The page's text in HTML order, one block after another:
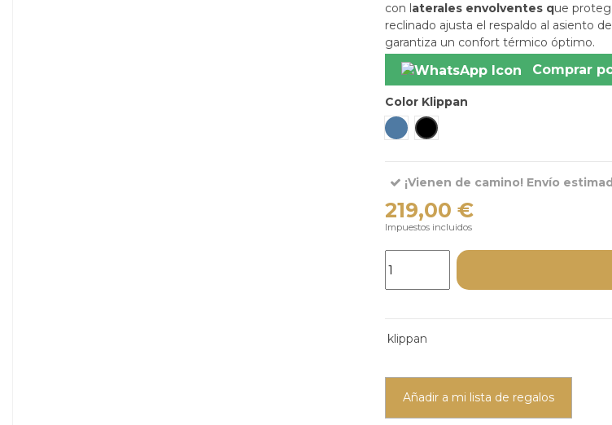
con l aterales envolventes que
reclinado ajusta el respaldo al asiento
garantiza un confort térmico óptimo.
Comprar
Color Klippan
NeptunusFreestyle
¡Vienen de camino! Envío
219,00 €
Impuestos incluidos
klippan
Añadir a mi lista de regalos